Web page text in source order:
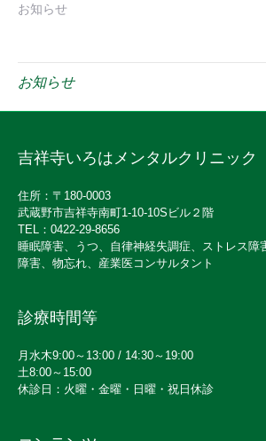
お知らせ
お知らせ
吉祥寺いろはメンタルクリニック
住所：〒180-0003
武蔵野市吉祥寺南町1-10-10Sビル２階
TEL：0422-29-8656
睡眠障害、うつ、自律神経失調症、ストレス障
障害、物忘れ、産業医コンサルタント
診療時間等
月水木9:00～13:00 / 14:30～19:00
土8:00～15:00
休診日：火曜・金曜・日曜・祝日休診